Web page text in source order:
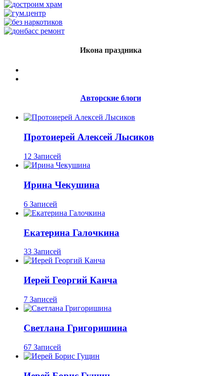
Икона праздника
Авторские блоги
Протоиерей Алексей Лысиков
12 Записей
Ирина Чекушина
6 Записей
Екатерина Галочкина
33 Записей
Иерей Георгий Канча
7 Записей
Светлана Григоришина
67 Записей